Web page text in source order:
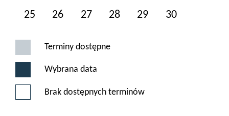
25
26 27 28 29 30
Terminy dostępne
Wybrana data
Brak dostępnych terminów